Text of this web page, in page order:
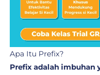
Apa Itu Prefix?
Prefix adalah imbuhan